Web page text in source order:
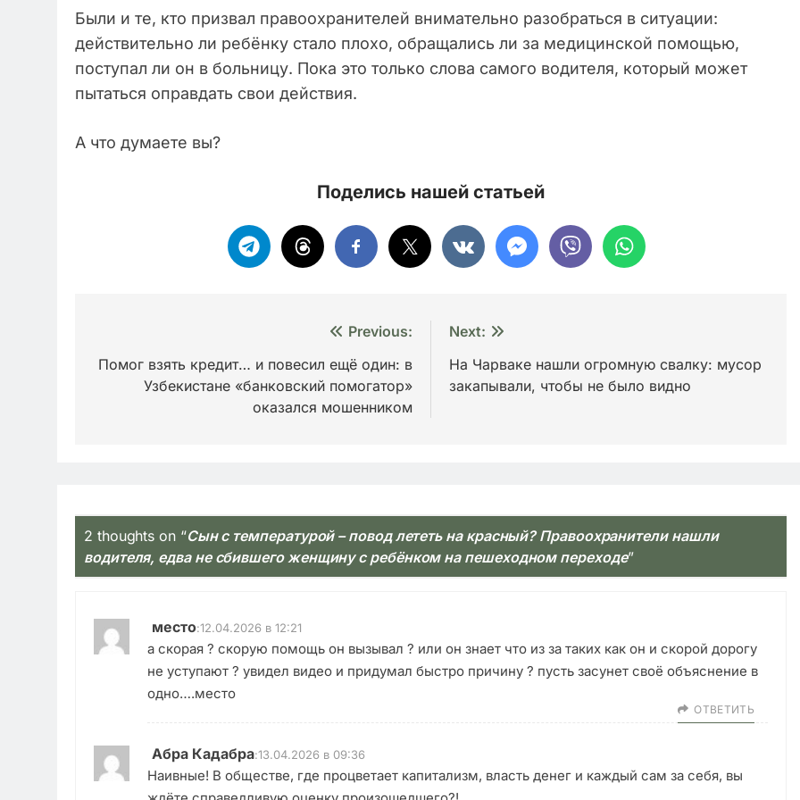
Были и те, кто призвал правоохранителей внимательно разобраться в ситуации:
действительно ли ребёнку стало плохо, обращались ли за медицинской помощью,
поступал ли он в больницу. Пока это только слова самого водителя, который может
пытаться оправдать свои действия.
А что думаете вы?
Поделись нашей статьей
по
записям
Previous:
Помог взять кредит… и повесил ещё один: в
Узбекистане «банковский помогатор»
оказался мошенником
Next:
На Чарваке нашли огромную свалку: мусор
закапывали, чтобы не было видно
2 thoughts on “Сын с температурой – повод лететь на красный? Правоохранители нашли
водителя, едва не сбившего женщину с ребёнком на пешеходном переходе”
место:12.04.2026 в 12:21
а скорая ? скорую помощь он вызывал ? или он знает что из за таких как он и скорой дорогу
не уступают ? увидел видео и придумал быстро причину ? пусть засунет своё объяснение в
одно….место
ОТВЕТИТЬ
Абра Кадабра:13.04.2026 в 09:36
Наивные! В обществе, где процветает капитализм, власть денег и каждый сам за себя, вы